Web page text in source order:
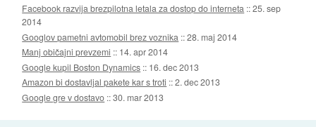
Facebook razvija brezpilotna letala za dostop do interneta ::25. sep
2014
Googlov pametni avtomobil brez voznika ::28. maj 2014
Manj običajni prevzemi :: 14. apr 2014
Google kupil Boston Dynamics :: 16. dec 2013
Amazon bi dostavljal pakete kar s troti ::2. dec 2013
Google gre v dostavo ::30. mar 2013